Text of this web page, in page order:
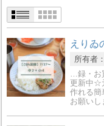
えりゐ
所有者：
…録・お
更新中☆
作れる簡
お願いし